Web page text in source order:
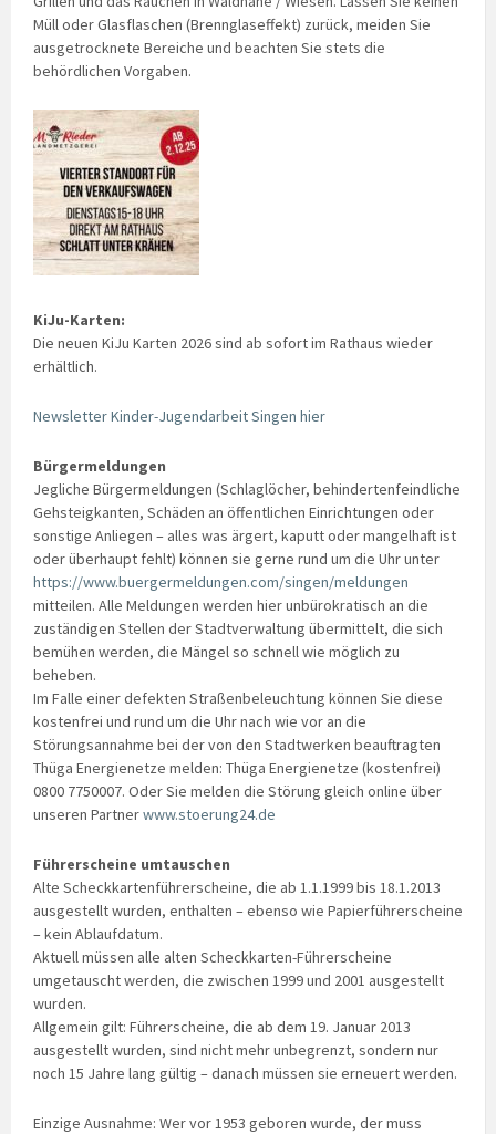
Müll oder Glasflaschen (Brennglaseffekt) zurück, meiden Sie
ausgetrocknete Bereiche und beachten Sie stets die
behördlichen Vorgaben.
KiJu-Karten:
Die neuen KiJu Karten 2026 sind ab sofort im Rathaus wieder
erhältlich.
Newsletter Kinder-Jugendarbeit Singen hier
Bürgermeldungen
Jegliche Bürgermeldungen (Schlaglöcher, behindertenfeindliche
Gehsteigkanten, Schäden an öffentlichen Einrichtungen oder
sonstige Anliegen – alles was ärgert, kaputt oder mangelhaft ist
oder überhaupt fehlt) können sie gerne rund um die Uhr unter
https://www.buergermeldungen.com/singen/meldungen
mitteilen. Alle Meldungen werden hier unbürokratisch an die
zuständigen Stellen der Stadtverwaltung übermittelt, die sich
bemühen werden, die Mängel so schnell wie möglich zu
beheben.
Im Falle einer defekten Straßenbeleuchtung können Sie diese
kostenfrei und rund um die Uhr nach wie vor an die
Störungsannahme bei der von den Stadtwerken beauftragten
Thüga Energienetze melden: Thüga Energienetze (kostenfrei)
0800 7750007. Oder Sie melden die Störung gleich online über
unseren Partnerwww.stoerung24.de
Führerscheine umtauschen
Alte Scheckkartenführerscheine, die ab 1.1.1999 bis 18.1.2013
ausgestellt wurden, enthalten – ebenso wie Papierführerscheine
– kein Ablaufdatum.
Aktuell müssen alle alten Scheckkarten-Führerscheine
umgetauscht werden, die zwischen 1999 und 2001 ausgestellt
wurden.
Allgemein gilt: Führerscheine, die ab dem 19. Januar 2013
ausgestellt wurden, sind nicht mehr unbegrenzt, sondern nur
noch 15 Jahre lang gültig – danach müssen sie erneuert werden.
Einzige Ausnahme: Wer vor 1953 geboren wurde, der muss